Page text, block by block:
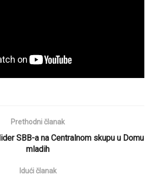
Prethodni članak
SBB-a na Centralnom skupu u Domu
mladih
Idući članak